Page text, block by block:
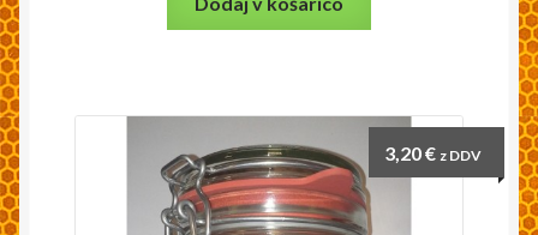
3,20€ z DDV